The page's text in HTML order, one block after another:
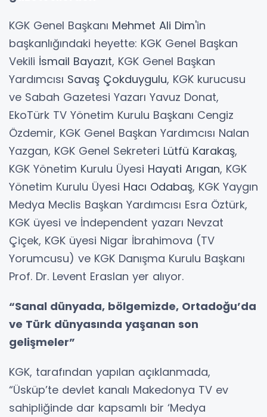
KGK Genel Başkanı Mehmet Ali Dim'in
başkanlığındaki heyette: KGK Genel Başkan
Vekili İsmail Bayazıt, KGK Genel Başkan
Yardımcısı Savaş Çokduygulu, KGK kurucusu
ve Sabah Gazetesi Yazarı Yavuz Donat,
EkoTürk TV Yönetim Kurulu Başkanı Cengiz
Özdemir, KGK Genel Başkan Yardımcısı Nalan
Yazgan, KGK Genel Sekreteri Lütfü Karakaş,
KGK Yönetim Kurulu Üyesi Hayati Arıgan, KGK
Yönetim Kurulu Üyesi Hacı Odabaş, KGK Yaygın
Medya Meclis Başkan Yardımcısı Esra Öztürk,
KGK üyesi ve İndependent yazarı Nevzat
Çiçek, KGK üyesi Nigar İbrahimova (TV
Yorumcusu) ve KGK Danışma Kurulu Başkanı
Prof. Dr. Levent Eraslan yer alıyor.
“Sanal dünyada, bölgemizde, Ortadoğu’da
ve Türk dünyasında yaşanan son
gelişmeler”
KGK, tarafından yapılan açıklanmada,
“Üsküp’te devlet kanalı Makedonya TV ev
sahipliğinde dar kapsamlı bir ‘Medya